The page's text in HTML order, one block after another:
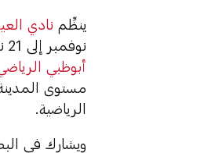
ينظِّم نادي
نوفمبر إلى 21 نوفمبر 2025، على ملعب نادي العين للسيدات في منطقة العين، بدعم من
أبوظبي
مستوى
الرياضية.
ويشارك في